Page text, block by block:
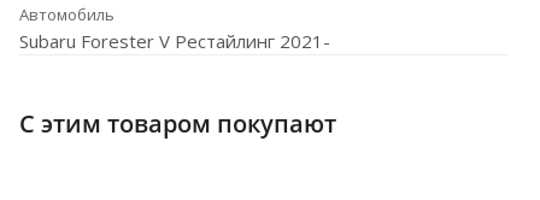
Автомобиль
Subaru Forester V Рестайлинг 2021-
С этим товаром покупают